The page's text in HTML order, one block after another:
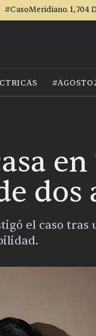
#CasoMeridiano. 1,704
dos
el caso tras